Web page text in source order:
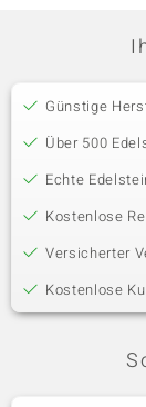
Günstige
Über 500
Echte
Kostenlose
Versicherter
Kostenlose